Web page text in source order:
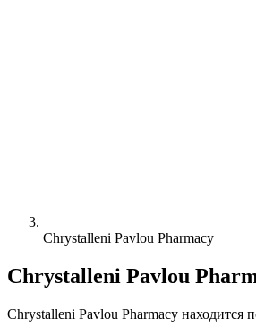
Chrystalleni Pavlou Pharmacy
Chrystalleni Pavlou
Chrystalleni Pavlou Pharmacy